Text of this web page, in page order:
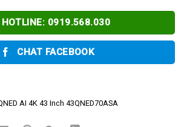
HOTLINE: 0919.568.030
CHAT FACEBOOK
AI 4K 43 Inch 43QNED70ASA